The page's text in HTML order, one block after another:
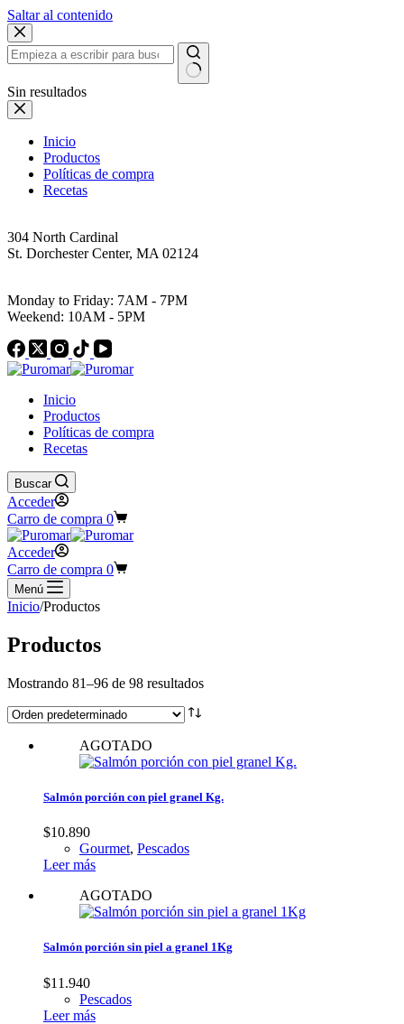
Saltar al contenido
Sin resultados
Inicio
Productos
Políticas de compra
Recetas
304 North Cardinal
St. Dorchester Center, MA 02124
Monday to Friday: 7AM - 7PM
Weekend: 10AM - 5PM
Inicio
Productos
Políticas de compra
Recetas
Buscar
Acceder
Carro de compra 0
Acceder
Carro de compra 0
Menú
Inicio/Productos
Productos
Mostrando 81–96 de 98 resultados
AGOTADO
Salmón porción con piel granel Kg.
$10.890
Gourmet, Pescados
Leer más
AGOTADO
Salmón porción sin piel a granel 1Kg
$11.940
Pescados
Leer más